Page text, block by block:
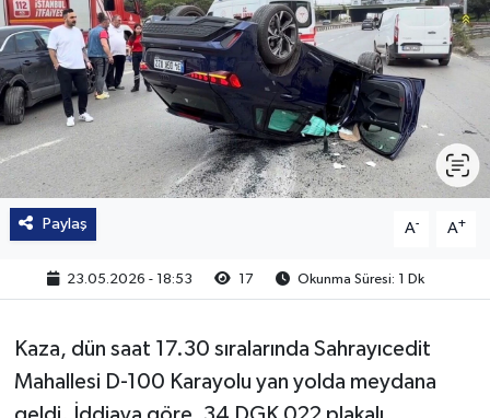
Paylaş A- A+
23.05.2026 - 18:53 17 Okunma Süresi: 1 Dk
Kaza, dün saat 17.30 sıralarında Sahrayıcedit
Mahallesi D-100 Karayolu yan yolda meydana